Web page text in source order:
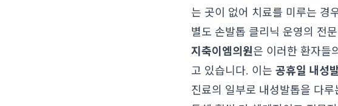
는 곳이 없어 치료를 미루는 경
별도 손발톱 클리닉 운영의 전
지축이엠의원은 이러한 환자들
고 있습니다. 이는 공휴일 내성
진료의 일부로 내성발톱을 다